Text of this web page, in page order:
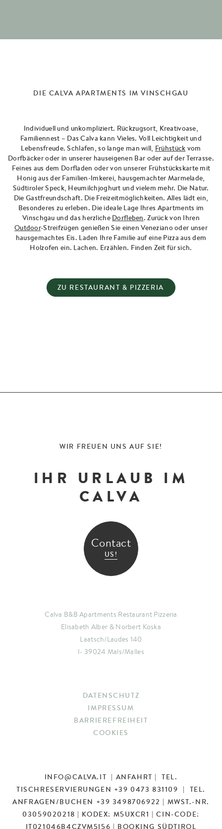
DIE CALVA APARTMENTS IM VINSCHGAU
Individuell und unkompliziert. Rückzugsort, Kreativoase,
Familiennest – Das Calva kann Vieles. Voll Leichtigkeit und
Lebensfreude. Schlafen, so lange man will, Frühstück vom
Dorfbäcker oder in unserer hauseigenen Bar oder auf der Terrasse.
Feines aus dem Dorfladen oder von unserer Frühstückskarte mit
Honig aus der Familien-Imkerei, hausgemachter Marmelade,
Südtiroler Speck, Heumilchjoghurt und vielem mehr. Die Natur.
Die Gastfreundschaft. Die Freizeitmöglichkeiten. Alles lädt ein,
Besonderes zu erleben. Die ideale Lage Ihres Apartments im
Vinschgau und das herzliche Dorfleben. Zurück von Ihren
Outdoor-Streifzügen genießen Sie einen Veneziano oder unser
hausgemachtes Eis. Laden Ihre Familie auf eine Pizza aus dem
Holzofen ein. Lachen. Erzählen. Finden Zeit für sich.
ZU RESTAURANT & PIZZERIA
Calva B&B Apartments Restaurant Pizzeria
Elisabeth Alber & Norbert Koska
Laatsch/Laudes 140
I- 39024 Mals/Malles
WIR FREUEN UNS AUF SIE!
IHR URLAUB IM
CALVA
Contact
US!
DATENSCHUTZ
IMPRESSUM
BARRIEREFREIHEIT
COOKIES
INFO@CALVA.IT | ANFAHRT | TEL.
TISCHRESERVIERUNGEN +39 0473 831109 | TEL.
ANFRAGEN/BUCHEN +39 3498706922 | MWST.-NR.
03059020218 | KODEX: M5UXCR1 | CIN-CODE:
IT021046B4CZVM5I56 | BOOKING SÜDTIROL